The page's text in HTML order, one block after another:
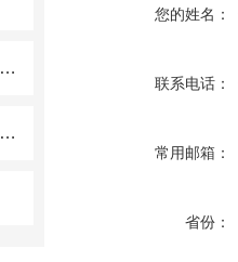
徕卡立体显微镜是一种高精度高放大倍数的观察工具
生物显微镜分辨力由什么决定？实测纠正倍率认知误区
您的姓名：
联系电话：
常用邮箱：
省份：